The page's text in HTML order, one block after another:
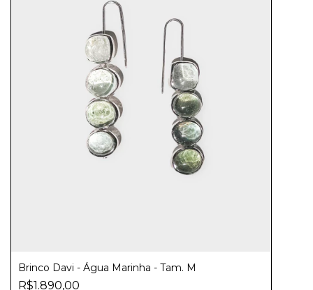
Brinco Davi - Água Marinha - Tam. M
R$1.890,00